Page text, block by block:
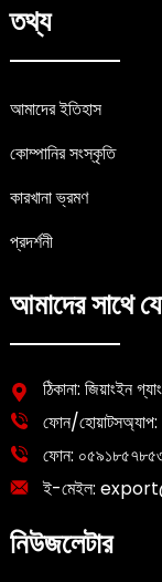
তথ্য
আমাদের ইতিহাস
কোম্পানির সংস্কৃতি
কারখানা ভ্রমণ
প্রদর্শনী
আমাদের সাথে
ঠিকানা: জিয়াংইন
ফোন/হোয়াটসঅ্যাপ:
ফোন:
ই-মেইল:
নিউজলেটার